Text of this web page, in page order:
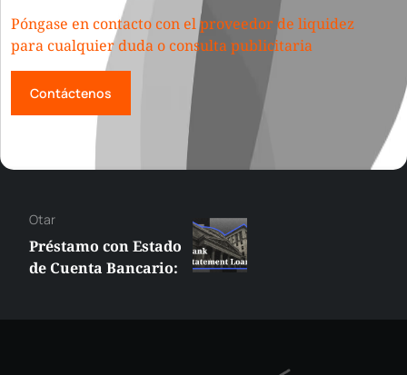
Póngase en contacto con el proveedor de liquidez
para cualquier duda o consulta publicitaria
Contáctenos
Otar
Préstamo con Estado
de Cuenta Bancario: